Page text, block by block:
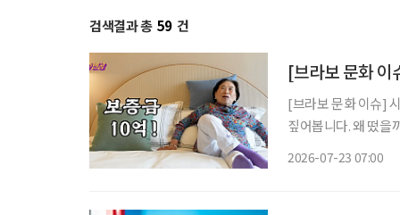
검색결과 총 59 건
[브라보 문화
[브라보 문화 이슈]
짚어봅니다. 왜 떴을까? 초고령사회에 실버타운을 향한 관심이 높아지는 가운데, 실버타운을
2026-07-23 07:00